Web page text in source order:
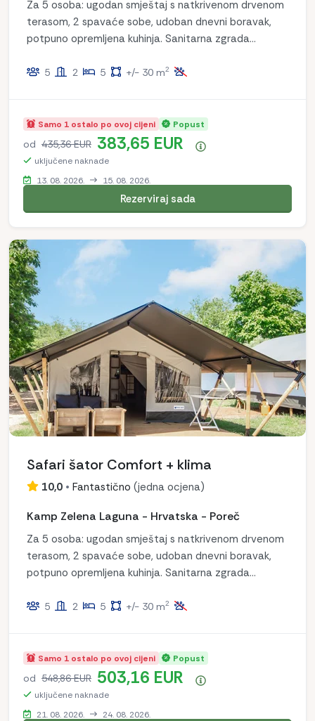
Za 5 osoba: ugodan smještaj s natkrivenom drvenom
terasom, 2 spavaće sobe, udoban dnevni boravak,
potpuno opremljena kuhinja. Sanitarna zgrada
Uživajte u udobnosti i prirodi!
5 2 5 +/- 30 m2
Samo 1 ostalo po ovoj cijeni Popust
od 435,36 EUR 383,65 EUR
uključene naknade
13. 08. 2026.
15. 08. 2026.
Rezerviraj sada
Safari šator Comfort + klima
10,0 • Fantastično (jedna ocjena)
Kamp Zelena Laguna - Hrvatska - Poreč
Za 5 osoba: ugodan smještaj s natkrivenom drvenom
terasom, 2 spavaće sobe, udoban dnevni boravak,
potpuno opremljena kuhinja. Sanitarna zgrada
Uživajte u udobnosti i prirodi!
5 2 5 +/- 30 m2
Samo 1 ostalo po ovoj cijeni Popust
od 548,86 EUR 503,16 EUR
uključene naknade
21. 08. 2026.
24. 08. 2026.